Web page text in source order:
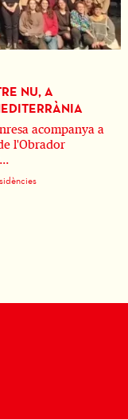
NU, A
acompanya a
l'Obrador